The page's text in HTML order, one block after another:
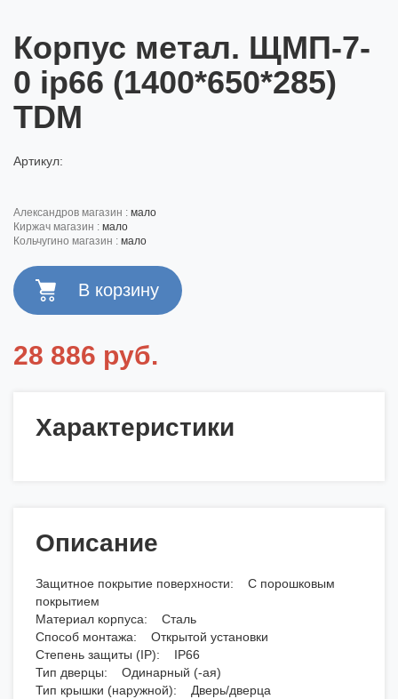
Корпус метал. ЩМП-7-
0 ip66 (1400*650*285)
TDM
Артикул:
александров магазин : мало
киржач магазин : мало
кольчугино магазин : мало
28 886 руб.
Характеристики
Описание
Защитное покрытие поверхности: С порошковым
покрытием
Материал корпуса: Сталь
Способ монтажа: Открытой установки
Степень защиты (IP): IP66
Тип дверцы: Одинарный (-ая)
Тип крышки (наружной): Дверь/дверца